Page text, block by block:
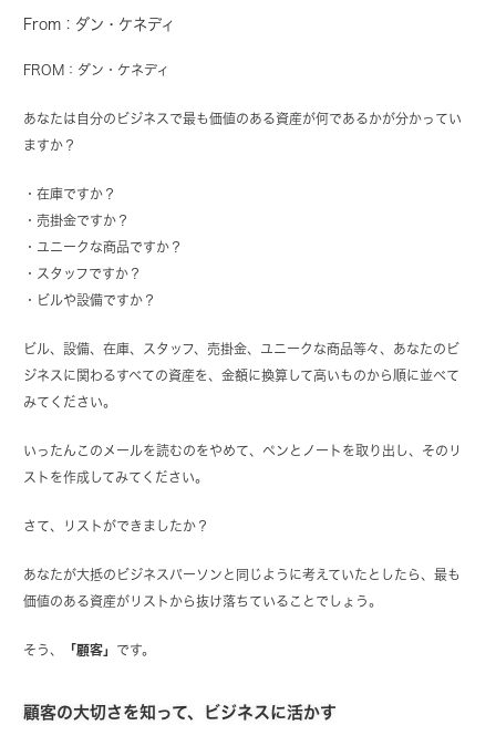
From：ダン・ケネディ
FROM：ダン・ケネディ
あなたは自分のビジネスで最も価値のある資産が何であるかが分かってい
ますか？
・在庫ですか？
・売掛金ですか？
・ユニークな商品ですか？
・スタッフですか？
・ビルや設備ですか？
ビル、設備、在庫、スタッフ、売掛金、ユニークな商品等々、あなたのビ
ジネスに関わるすべての資産を、金額に換算して高いものから順に並べて
みてください。
いったんこのメールを読むのをやめて、ペンとノートを取り出し、そのリ
ストを作成してみてください。
さて、リストができましたか？
あなたが大抵のビジネスパーソンと同じように考えていたとしたら、最も
価値のある資産がリストから抜け落ちていることでしょう。
そう、 「顧客」 です。
顧客の大切さを知って、ビジネスに活かす